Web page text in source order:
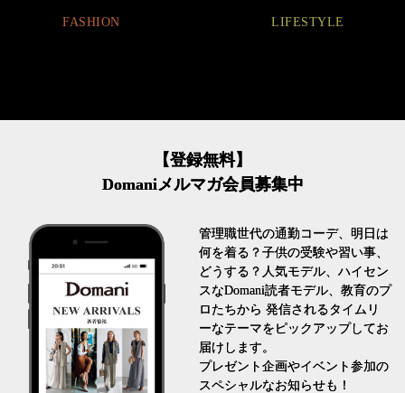
LIFESTYLE
【登録無料】
Domaniメルマガ会員募集中
管理職世代の通勤コーデ、明日は
何を着る？子供の受験や習い事、
どうする？人気モデル、ハイセン
スなDomani読者モデル、教育のプ
ロたちから 発信されるタイムリ
ーなテーマをピックアップしてお
届けします。
プレゼント企画やイベント参加の
スペシャルなお知らせも！